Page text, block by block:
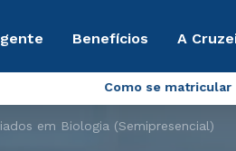
Benefícios A
Como se matricular
em Biologia (Semipresencial)